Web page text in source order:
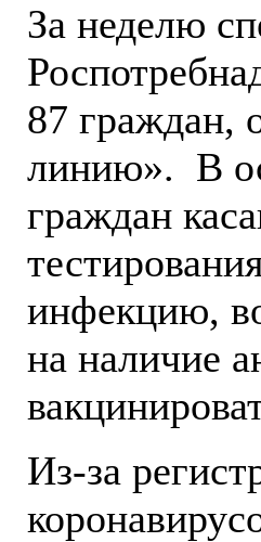
За неделю
87 граждан,
линию». В
граждан
инфекцию,
на наличие
Из-за